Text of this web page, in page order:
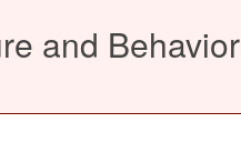
and Behavior